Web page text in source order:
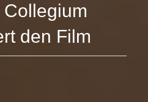
den Film